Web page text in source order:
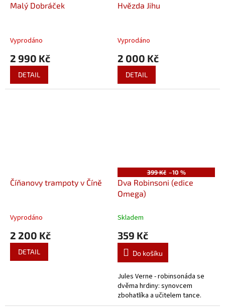
Malý Dobráček
Vyprodáno
2 990 Kč
DETAIL
Hvězda Jihu
Vyprodáno
2 000 Kč
DETAIL
Číňanovy trampoty v Číně
Vyprodáno
2 200 Kč
DETAIL
399 Kč –10 %
Dva Robinsoni (edice
Omega)
Skladem
359 Kč
Do košíku
Jules Verne - robinsonáda se
dvěma hrdiny: synovcem
zbohatlíka a učitelem tance.